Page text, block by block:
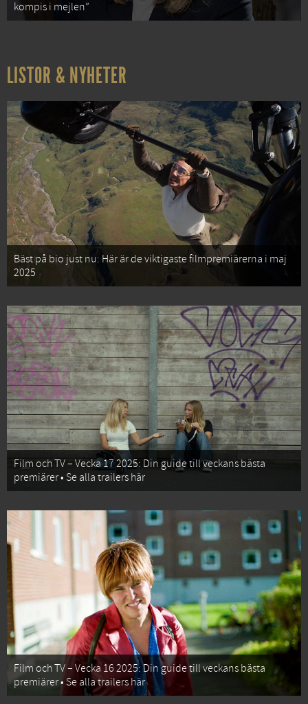
kompis i mejlen”
LISTOR & NYHETER
Bäst på bio just nu: Här är de viktigaste filmpremiärerna i maj
2025
Film och TV – Vecka 17 2025: Din guide till veckans bästa
premiärer • Se alla trailers här
Film och TV – Vecka 16 2025: Din guide till veckans bästa
premiärer • Se alla trailers här